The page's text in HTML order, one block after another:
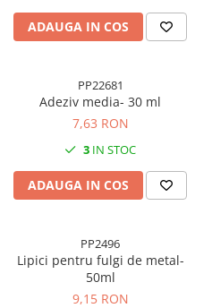
ADAUGA IN COS
PP22681
Adeziv media- 30 ml
7,63 RON
3 IN STOC
ADAUGA IN COS
PP2496
Lipici pentru fulgi de metal-
50ml
9,15 RON